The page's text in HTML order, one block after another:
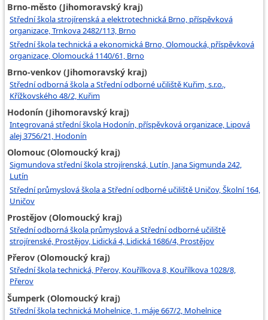
Brno-město (Jihomoravský kraj)
Střední škola strojírenská a elektrotechnická Brno, příspěvková
organizace, Trnkova 2482/113, Brno
Střední škola technická a ekonomická Brno, Olomoucká, příspěvková
organizace, Olomoucká 1140/61, Brno
Brno-venkov (Jihomoravský kraj)
Střední odborná škola a Střední odborné učiliště Kuřim, s.r.o.,
Křížkovského 48/2, Kuřim
Hodonín (Jihomoravský kraj)
Integrovaná střední škola Hodonín, příspěvková organizace, Lipová
alej 3756/21, Hodonín
Olomouc (Olomoucký kraj)
Sigmundova střední škola strojírenská, Lutín, Jana Sigmunda 242,
Lutín
Střední průmyslová škola a Střední odborné učiliště Uničov, Školní 164,
Uničov
Prostějov (Olomoucký kraj)
Střední odborná škola průmyslová a Střední odborné učiliště
strojírenské, Prostějov, Lidická 4, Lidická 1686/4, Prostějov
Přerov (Olomoucký kraj)
Střední škola technická, Přerov, Kouřílkova 8, Kouřílkova 1028/8,
Přerov
Šumperk (Olomoucký kraj)
Střední škola technická Mohelnice, 1. máje 667/2, Mohelnice